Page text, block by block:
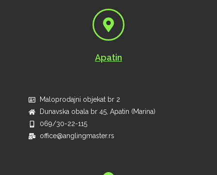
Apatin
Maloprodajni objekat br 2
Dunavska obala br 45, Apatin (Marina)
069/30-22-115
office@anglingmaster.rs